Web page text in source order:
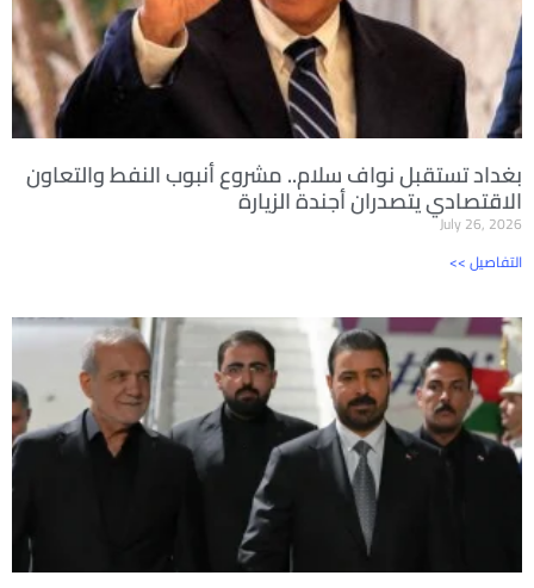
بغداد تستقبل نواف سلام.. مشروع أنبوب النفط والتعاون
الاقتصادي يتصدران أجندة الزيارة
July 26, 2026
<< التفاصيل